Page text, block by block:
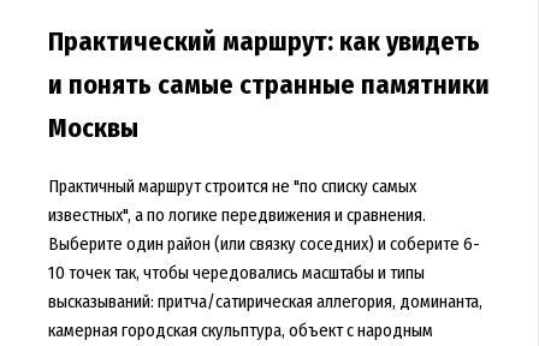
Практический маршрут: как увидеть
и понять самые странные памятники
Москвы
Практичный маршрут строится не "по списку самых
известных", а по логике передвижения и сравнения.
Выберите один район (или связку соседних) и соберите 6-
10 точек так, чтобы чередовались масштабы и типы
высказываний: притча/сатирическая аллегория, доминанта,
камерная городская скульптура, объект с народным